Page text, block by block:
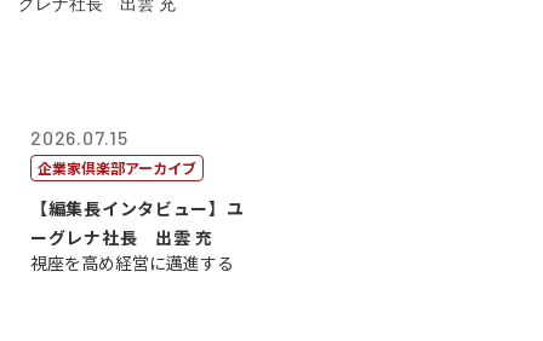
2026.07.15
企業家倶楽部アーカイブ
【編集長インタビュー】ユ
ーグレナ社長 出雲 充
視座を高め経営に邁進する